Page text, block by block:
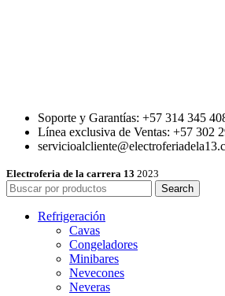
Soporte y Garantías: +57 314 345
Línea exclusiva de Ventas: +57 302
Electroferia de la carrera 13 2023
Search
Refrigeración
Cavas
Congeladores
Minibares
Nevecones
Neveras